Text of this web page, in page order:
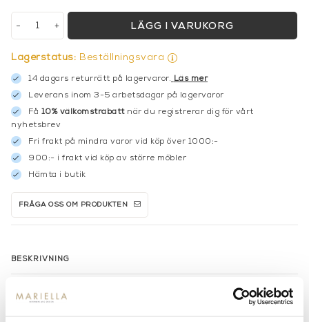
+
- LÄGG I VARUKORG
Lagerstatus: Beställningsvara
14 dagars returrätt på lagervaror. Läs mer
Leverans inom 3-5 arbetsdagar på lagervaror
Få 10% välkomstrabattnär du registrerar dig för vårt
nyhetsbrev
Fri frakt på mindra varor vid köp över 1000:-
900:- i frakt vid köp av större möbler
Hämta i butik
FRÅGA OSS OM PRODUKTEN
BESKRIVNING